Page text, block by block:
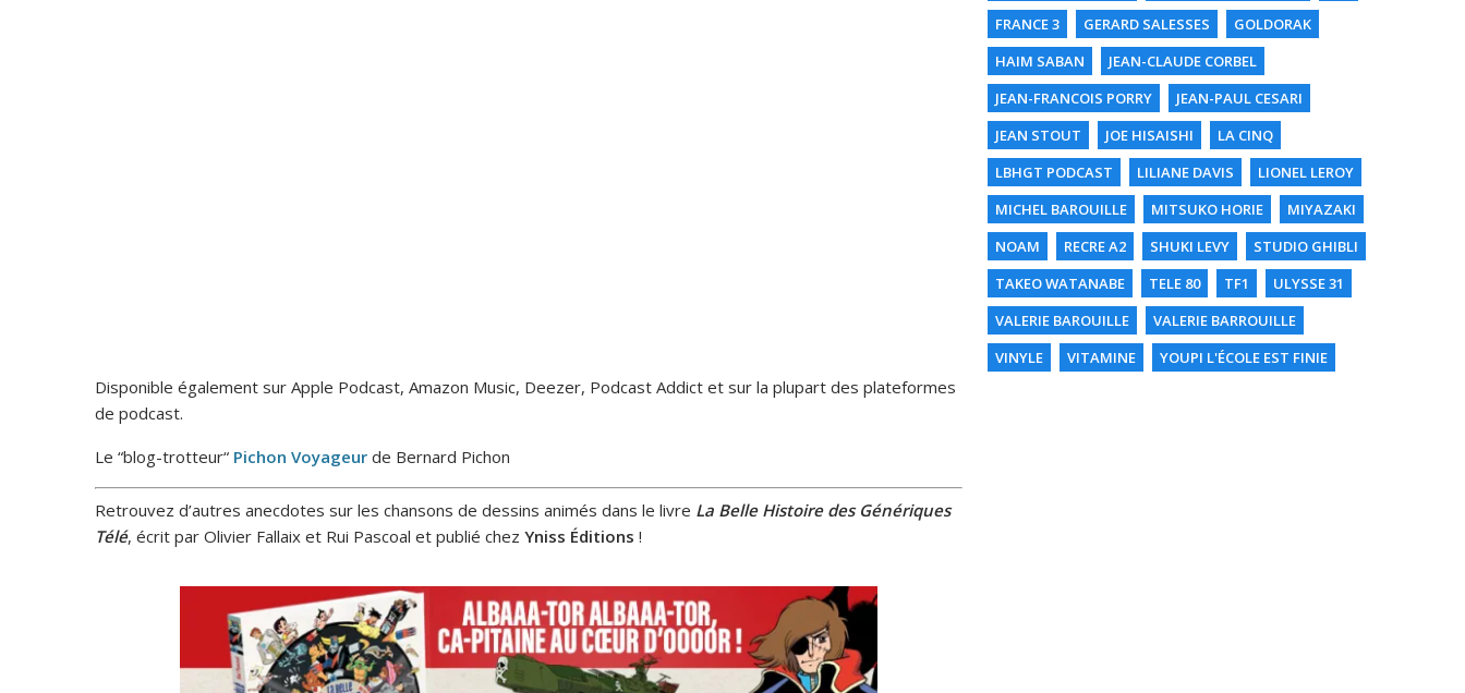
Disponible également sur Apple Podcast, Amazon Music, Deezer, Podcast Addict et sur la plupart des plateformes
de podcast.
Le “blog-trotteur“ Pichon Voyageur de Bernard Pichon
Retrouvez d’autres anecdotes sur les chansons de dessins animés dans le livre La Belle Histoire des Génériques
Télé, écrit par Olivier Fallaix et Rui Pascoal et publié chez Yniss Éditions !
FRANCE 3
GERARD SALESSES
GOLDORAK
HAIM SABAN
JEAN-CLAUDE CORBEL
JEAN-FRANCOIS PORRY
JEAN-PAUL CESARI
JEAN STOUT
JOE HISAISHI
LA CINQ
LBHGT PODCAST
LILIANE DAVIS
LIONEL LEROY
MICHEL BAROUILLE
MITSUKO HORIE
MIYAZAKI
NOAM
RECRE A2 SHUKI LEVY
STUDIO GHIBLI
TAKEO WATANABE
TELE 80 TF1
ULYSSE 31
VALERIE BAROUILLE
VALERIE BARROUILLE
VINYLE
VITAMINE YOUPI L'ÉCOLE EST FINIE